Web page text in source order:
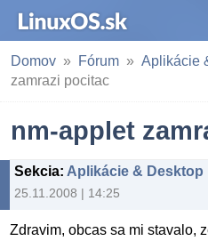
Domov Fórum Aplikácie
zamrazi pocitac
nm-applet
Sekcia: Aplikácie & Desktop
25.11.2008 | 14:25
Zdravim, obcas sa mi stavalo,